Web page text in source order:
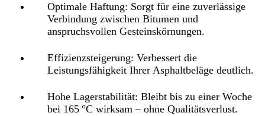
Optimale Haftung: Sorgt für eine zuverlässige
Verbindung zwischen Bitumen und
anspruchsvollen Gesteinskörnungen.
Effizienzsteigerung: Verbessert die
Leistungsfähigkeit Ihrer Asphaltbeläge deutlich.
Hohe Lagerstabilität: Bleibt bis zu einer Woche
bei 165 °C wirksam – ohne Qualitätsverlust.